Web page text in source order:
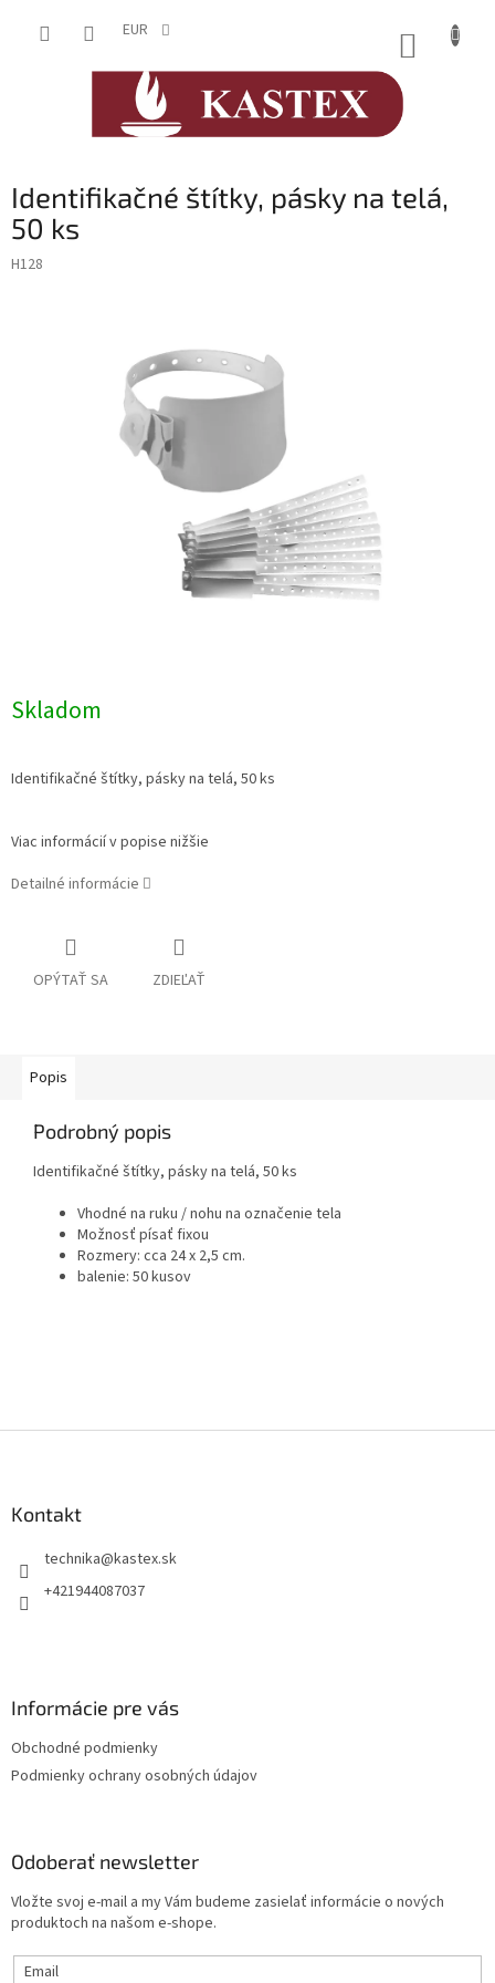
EUR
Identifikačné štítky, pásky na telá,
50 ks
H128
Skladom
Identifikačné štítky, pásky na telá, 50 ks
Viac informácií v popise nižšie
Detailné informácie
OPÝTAŤ SA ZDIEĽAŤ
Popis
Podrobný popis
Identifikačné štítky, pásky na telá, 50 ks
Vhodné na ruku / nohu na označenie tela
Možnosť písať fixou
Rozmery: cca 24 x 2,5 cm.
balenie: 50 kusov
Kontakt
technika@kastex.sk
+421944087037
Informácie pre vás
Obchodné podmienky
Podmienky ochrany osobných údajov
Odoberať newsletter
Vložte svoj e-mail a my Vám budeme zasielať informácie o nových
produktoch na našom e-shope.
Email